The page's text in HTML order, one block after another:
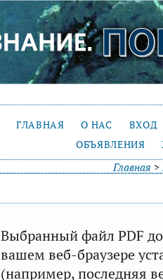
ГЛАВНАЯ О НАС ВХОД
ОБЪЯВЛЕНИЯ
Главная >
Выбранный файл PDF
вашем веб-браузере
(например, последняя